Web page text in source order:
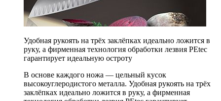
Удобная рукоять на трёх заклёпках идеально ложится в
руку, а фирменная технология обработки лезвия PEtec
гарантирует идеальную остроту
В основе каждого ножа — цельный кусок
высокоуглеродистого металла. Удобная рукоять на трёх
заклёпках идеально ложится в руку, а фирменная